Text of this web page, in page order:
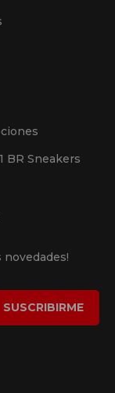
BR Sneakers
novedades!
SUSCRIBIRME